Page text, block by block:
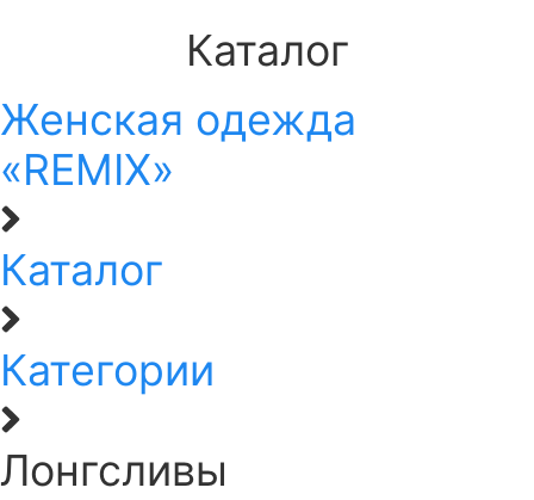
Каталог
Женская одежда
«REMIX»
Каталог
Категории
Лонгсливы